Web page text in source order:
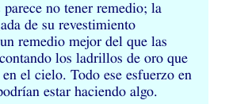
parece no tener remedio; la
de su revestimiento
remedio mejor del que las
los ladrillos de oro que
en el cielo. Todo ese esfuerzo en
estar haciendo algo.